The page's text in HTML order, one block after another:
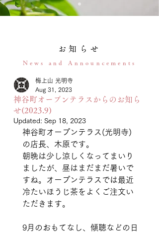
お知らせ
News and Announcements
神谷町オープンテラスからのお知ら
せ(2023.9)
梅上山 光明寺
Aug 31, 2023
Updated: Sep 18, 2023
神谷町オープンテラス(光明寺)
の店長、木原です。
朝晩は少し涼しくなってまいり
ましたが、昼はまだまだ暑いで
すね。オープンテラスでは最近
冷たいほうじ茶をよくご注文い
ただきます。
9月のおもてなし、傾聴などの日